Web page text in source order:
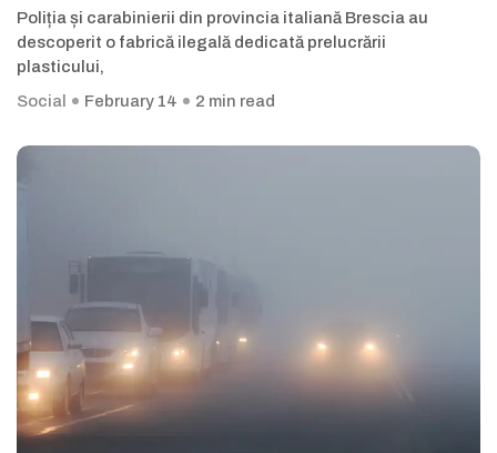
Poliția și carabinierii din provincia italiană Brescia au
descoperit o fabrică ilegală dedicată prelucrării
plasticului,
Social
February 14 2 min read